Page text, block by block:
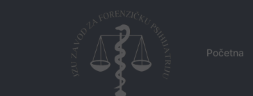
Početna